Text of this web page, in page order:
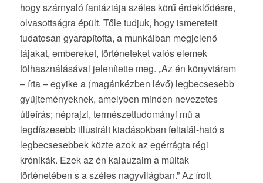
hogy szárnyaló fantáziája széles körű érdeklődésre,
olvasottságra épült. Tőle tudjuk, hogy ismereteit
tudatosan gyarapította, a munkáiban megjelenő
tájakat, embereket, történeteket valós elemek
fölhasználásával jelenítette meg. „Az én könyvtáram
– írta – egyike a (magánkézben lévő) legbecsesebb
gyűjteményeknek, amelyben minden nevezetes
útleírás; néprajzi, természettudományi mű a
legdíszesebb illustrált kiadásokban feltalál-ható s
legbecsesebbek közte azok az egérrágta régi
krónikák. Ezek az én kalauzaim a múltak
történetében s a széles nagyvilágban.” Az írott